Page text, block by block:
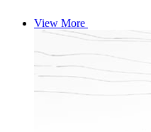
View More